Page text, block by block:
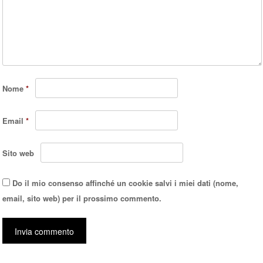
Nome*
Email*
Sito web
Do il mio consenso affinché un cookie salvi i miei dati (nome,
email, sito web) per il prossimo commento.